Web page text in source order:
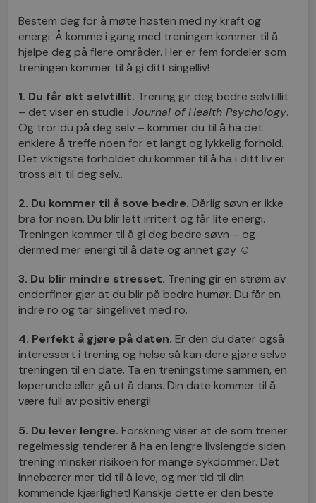
Bestem deg for å møte høsten med ny kraft og
energi. Å komme i gang med treningen kommer til å
hjelpe deg på flere områder. Her er fem fordeler som
treningen kommer til å gi ditt singelliv!
1. Du får økt selvtillit. Trening gir deg bedre selvtillit
– det viser en studie iJournal of Health Psychology.
Og tror du på deg selv – kommer du til å ha det
enklere å treffe noen for et langt og lykkelig forhold.
Det viktigste forholdet du kommer til å ha i ditt liv er
tross alt til deg selv..
2. Du kommer til å sove bedre. Dårlig søvn er ikke
bra for noen. Du blir lett irritert og får lite energi.
Treningen kommer til å gi deg bedre søvn – og
dermed mer energi til å date og annet gøy ☺
3. Du blir mindre stresset. Trening gir en strøm av
endorfiner gjør at du blir på bedre humør. Du får en
indre ro og tar singellivet med ro.
4. Perfekt å gjøre på daten. Er den du dater også
interessert i trening og helse så kan dere gjøre selve
treningen til en date. Ta en treningstime sammen, en
løperunde eller gå ut å dans. Din date kommer til å
være full av positiv energi!
5. Du lever lengre. Forskning viser at de som trener
regelmessig tenderer å ha en lengre livslengde siden
trening minsker risikoen for mange sykdommer. Det
innebærer mer tid til å leve, og mer tid til din
kommende kjærlighet! Kanskje dette er den beste